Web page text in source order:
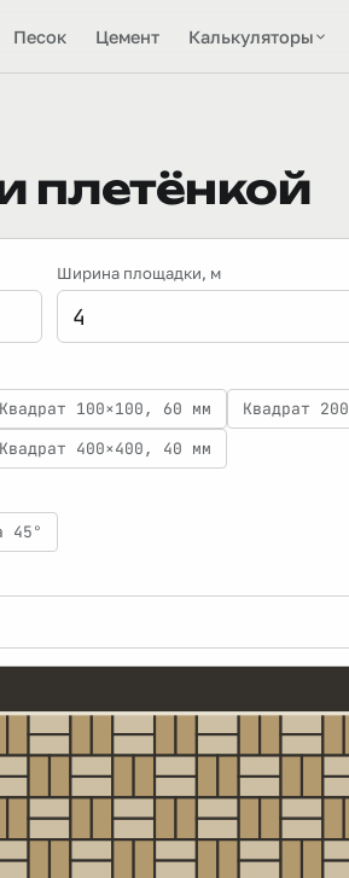
Песок Цемент Калькуляторы
плетёнкой
Ширина площадки, м
Квадрат 100×100, 60 мм
Квадрат
Квадрат 400×400, 40 мм
45°